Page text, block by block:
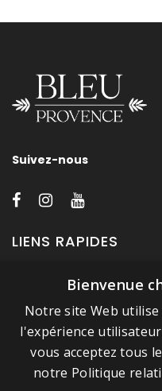
Suivez-nous
LIENS RAPIDES
A propos de Bleu
Mentions légales
Conditions de vente
Nous contacter
Bienvenue
Notre site Web
l'expérience
vous acceptez tous
notre Politique